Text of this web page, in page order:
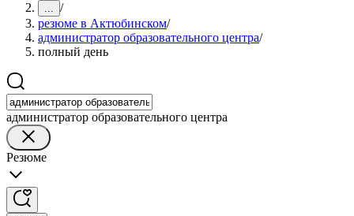
... /
резюме в Актюбинском/
администратор образовательного центра/
полный день
администратор образовательного центра
Резюме